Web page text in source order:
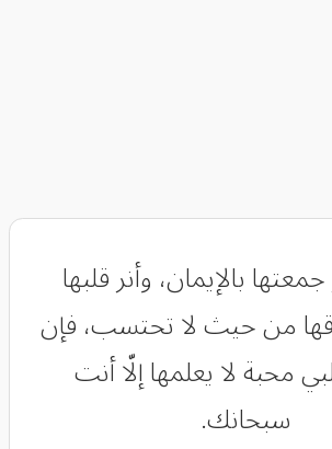
بالإيمان، وأنر قلبها
من حيث لا تحتسب، فإن
محبة لا يعلمها إلّا أنت
سبحانك.